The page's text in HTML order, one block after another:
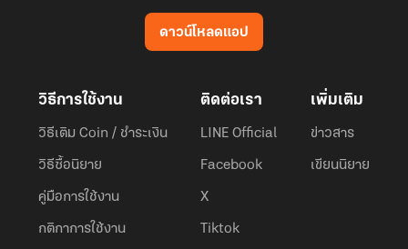
ดาวน์โหลดแอป
วิธีการใช้งาน
วิธีเติม Coin / ชำระเงิน
วิธีซื้อนิยาย
คู่มือการใช้งาน
กติกาการใช้งาน
ติดต่อเรา
LINE Official
Facebook
X
Tiktok
เพิ่มเติม
ข่าวสาร
เขียนนิยาย